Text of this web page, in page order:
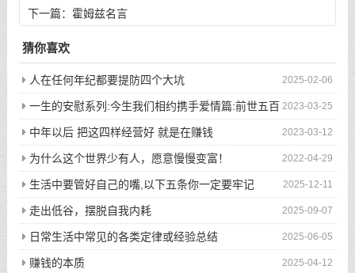
下一篇： 霍姆兹名言
猜你喜欢
2025-02-06
人在任何年纪都要提防四个大坑
2023-03-25
一生的安慰系列:今生我们相约携手爱情篇:前世五百
次的回眸才换来今生的相遇
2023-03-12
中年以后 把这四样经营好 就是在赚钱
2022-04-29
为什么这个世界少有人，愿意慢慢变富！
2025-12-11
生活中要管好自己的嘴,以下五条你一定要牢记
2025-09-07
走出低谷，摆脱自我内耗
2025-06-05
日常生活中常见的各类定律或经验总结
2025-04-12
赚钱的本质